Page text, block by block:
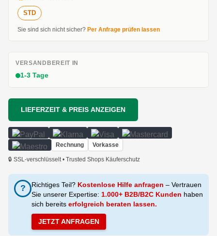
STD
Sie sind sich nicht sicher? Per Anfrage prüfen lassen
VERSANDBEREIT IN
1-3 Tage
LIEFERZEIT & PREIS ANZEIGEN
Rechnung Vorkasse
🔒 SSL-verschlüsselt • Trusted Shops Käuferschutz
? Richtiges Teil? Kostenlose Hilfe anfragen – Vertrauen
Sie unserer Expertise: 1.000+ B2B/B2C Kunden haben
sich bereits erfolgreich beraten lassen.
JETZT ANFRAGEN